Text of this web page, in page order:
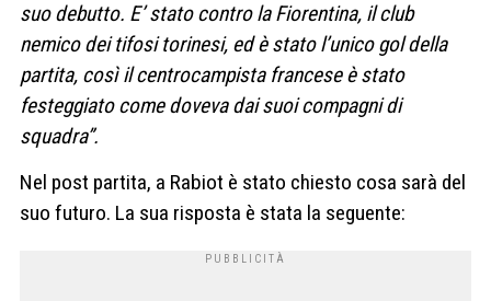
suo debutto. E’ stato contro la Fiorentina, il club
nemico dei tifosi torinesi, ed è stato l’unico gol della
partita, così il centrocampista francese è stato
festeggiato come doveva dai suoi compagni di
squadra”.
Nel post partita, a Rabiot è stato chiesto cosa sarà del
suo futuro. La sua risposta è stata la seguente: